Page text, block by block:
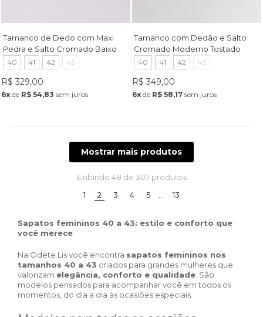
Tamanco de Dedo com Maxi
Pedra e Salto Cromado Baixo
Ouro Light
40 41 42 43
R$ 329,00
6xde R$ 54,83 sem juros
Tamanco com Dedão e Salto
Cromado Moderno Tostado
40 41 42 43
R$ 349,00
6x de R$ 58,17 sem juros
Mostrar mais produtos
Exibindo 48 de 307 produtos
1
2 (current)
3 4 5 13
Sapatos femininos 40 a 43: estilo e conforto que
você merece
Na Odete Lis você encontra sapatos femininos nos
tamanhos 40 a 43 criados para grandes mulheres que
valorizam elegância, conforto e qualidade . São
modelos pensados para acompanhar você em todos os
momentos, do dia a dia às ocasiões especiais.